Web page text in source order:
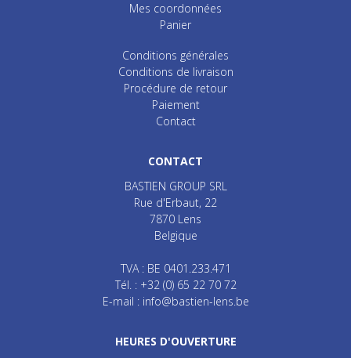
Mes coordonnées
Panier
Conditions générales
Conditions de livraison
Procédure de retour
Paiement
Contact
CONTACT
BASTIEN GROUP SRL
Rue d'Erbaut, 22
7870 Lens
Belgique
TVA : BE 0401.233.471
Tél. : +32 (0) 65 22 70 72
E-mail : info@bastien-lens.be
HEURES D'OUVERTURE